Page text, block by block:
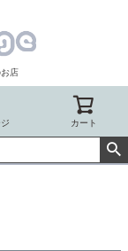
店
カート